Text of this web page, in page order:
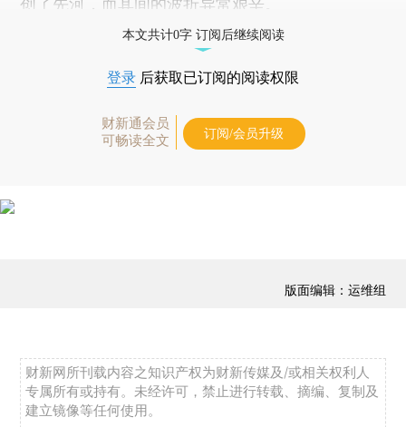
创了先河，而其间的波折异常艰辛。
本文共计0字 订阅后继续阅读
登录 后获取已订阅的阅读权限
财新通会员
可畅读全文
订阅/会员升级
版面编辑：运维组
财新网所刊载内容之知识产权为财新传媒及/或相关权利人
专属所有或持有。未经许可，禁止进行转载、摘编、复制及
建立镜像等任何使用。